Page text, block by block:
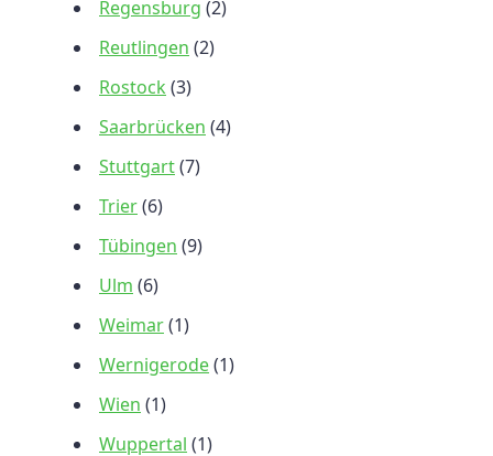
Regensburg (2)
Reutlingen (2)
Rostock (3)
Saarbrücken (4)
Stuttgart(7)
Trier(6)
Tübingen (9)
Ulm (6)
Weimar(1)
Wernigerode(1)
Wien (1)
Wuppertal (1)